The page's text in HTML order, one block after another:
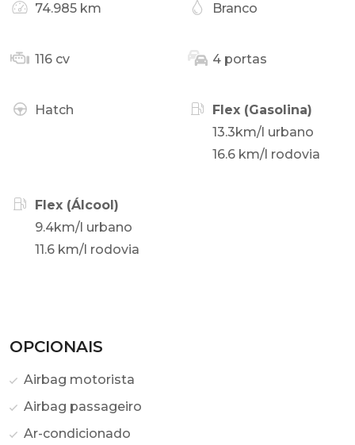
74.985 km Branco
116 cv 4 portas
Hatch
Flex (Gasolina)
13.3km/l urbano
16.6 km/l rodovia
Flex (Álcool)
9.4km/l urbano
11.6 km/l rodovia
OPCIONAIS
Airbag motorista
Airbag passageiro
Ar-condicionado